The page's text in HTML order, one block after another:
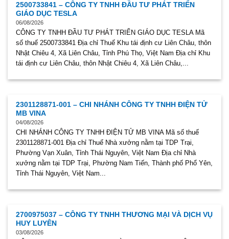
2500733841 – CÔNG TY TNHH ĐẦU TƯ PHÁT TRIỂN
GIÁO DỤC TESLA
06/08/2026
CÔNG TY TNHH ĐẦU TƯ PHÁT TRIỂN GIÁO DỤC TESLA Mã
số thuế 2500733841 Địa chỉ Thuế Khu tái định cư Liên Châu, thôn
Nhật Chiêu 4, Xã Liên Châu, Tỉnh Phú Thọ, Việt Nam Địa chỉ Khu
tái định cư Liên Châu, thôn Nhật Chiêu 4, Xã Liên Châu,...
2301128871-001 – CHI NHÁNH CÔNG TY TNHH ĐIỆN TỬ
MB VINA
04/08/2026
CHI NHÁNH CÔNG TY TNHH ĐIỆN TỬ MB VINA Mã số thuế
2301128871-001 Địa chỉ Thuế Nhà xưởng nằm tại TDP Trại,
Phường Vạn Xuân, Tỉnh Thái Nguyên, Việt Nam Địa chỉ Nhà
xưởng nằm tại TDP Trại, Phường Nam Tiến, Thành phố Phổ Yên,
Tỉnh Thái Nguyên, Việt Nam...
2700975037 – CÔNG TY TNHH THƯƠNG MẠI VÀ DỊCH VỤ
HUY LUYÊN
03/08/2026